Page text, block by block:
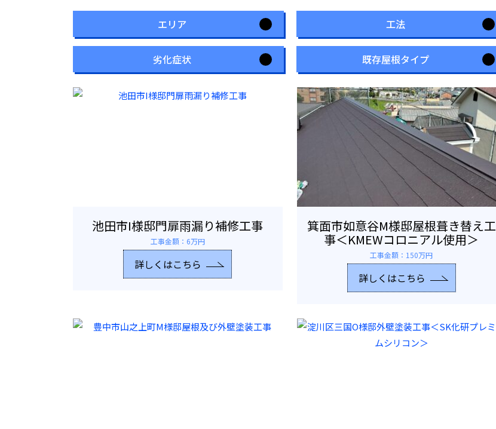
エリア 工法
劣化症状 既存屋根タイプ
池田市I様邸門扉雨漏り補修工事
工事金額：6万円
詳しくはこちら
箕面市如意谷M様邸屋根葺き替え工
事＜KMEWコロニアル使用＞
工事金額：150万円
詳しくはこちら